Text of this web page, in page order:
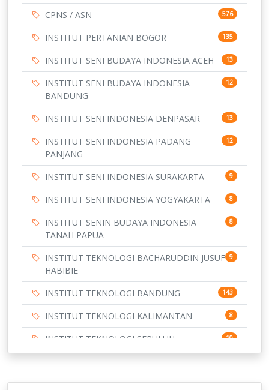
CPNS / ASN 576
INSTITUT PERTANIAN BOGOR 135
INSTITUT SENI BUDAYA INDONESIA ACEH 13
INSTITUT SENI BUDAYA INDONESIA
BANDUNG
12
INSTITUT SENI INDONESIA DENPASAR 13
INSTITUT SENI INDONESIA PADANG
PANJANG
12
INSTITUT SENI INDONESIA SURAKARTA 9
INSTITUT SENI INDONESIA YOGYAKARTA 8
INSTITUT SENIN BUDAYA INDONESIA
TANAH PAPUA
8
INSTITUT TEKNOLOGI BACHARUDDIN JUSUF
HABIBIE
9
INSTITUT TEKNOLOGI BANDUNG 143
INSTITUT TEKNOLOGI KALIMANTAN 8
INSTITUT TEKNOLOGI SEPULUH
NOVEMBER
10